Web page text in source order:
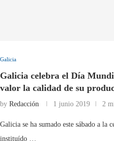
Galicia
Galicia celebra el Día
valor la calidad de su
by Redacción 1 junio 2019 2
Galicia se ha sumado este sábado a
instituído …